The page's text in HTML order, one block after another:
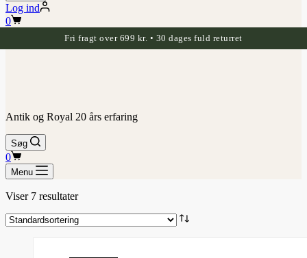
Log ind
Indkøbskurv
0
Fri fragt over 699 kr. • 30 dages fuld returret
Antik og Royal 20 års erfaring
Søg
Indkøbskurv
0
Menu
Viser 7 resultater